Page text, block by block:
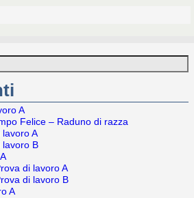
A
Felice – Raduno di razza
lavoro A
lavoro B
di lavoro A
di lavoro B
A